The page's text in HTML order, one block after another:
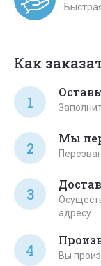
Как
1
2
Мы
3
адресу
4 Вы